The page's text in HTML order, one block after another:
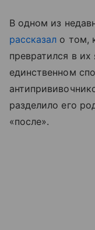
В одном из
рассказал о том,
превратился в
единственном
разделило его
«после».